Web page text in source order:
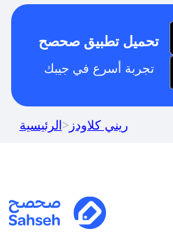
تحميل تطبيق صحصح
تجربة أسرع في جيبك
الرئيسية> ريني كلاودز